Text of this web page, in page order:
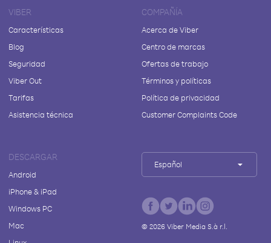
VIBER
Características
Blog
Seguridad
Viber Out
Tarifas
Asistencia técnica
COMPAÑÍA
Acerca de Viber
Centro de marcas
Ofertas de trabajo
Términos y políticas
Política de privacidad
Customer Complaints Code
DESCARGAR
Android
iPhone & iPad
Windows PC
Mac
Español
© 2026Viber Media S.à r.l.